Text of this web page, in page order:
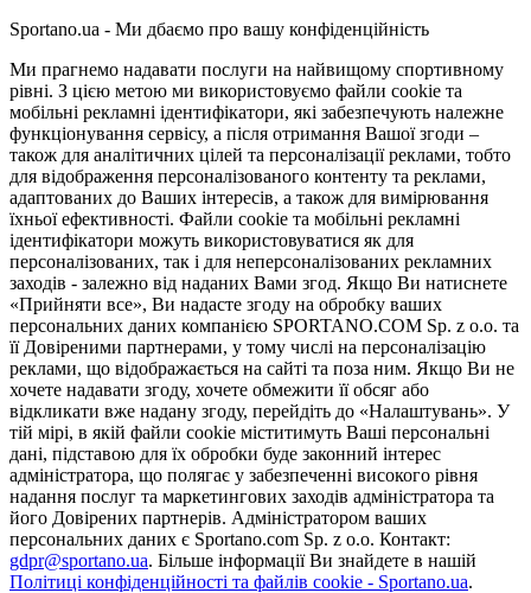
Sportano.ua - Ми дбаємо про вашу конфіденційність
Ми прагнемо надавати послуги на найвищому спортивному
рівні. З цією метою ми використовуємо файли cookie та
мобільні рекламні ідентифікатори, які забезпечують належне
функціонування сервісу, а після отримання Вашої згоди –
також для аналітичних цілей та персоналізації реклами, тобто
для відображення персоналізованого контенту та реклами,
адаптованих до Ваших інтересів, а також для вимірювання
їхньої ефективності. Файли cookie та мобільні рекламні
ідентифікатори можуть використовуватися як для
персоналізованих, так і для неперсоналізованих рекламних
заходів - залежно від наданих Вами згод. Якщо Ви натиснете
«Прийняти все», Ви надасте згоду на обробку ваших
персональних даних компанією SPORTANO.COM Sp. z o.o. та
її Довіреними партнерами, у тому числі на персоналізацію
реклами, що відображається на сайті та поза ним. Якщо Ви не
хочете надавати згоду, хочете обмежити її обсяг або
відкликати вже надану згоду, перейдіть до «Налаштувань». У
тій мірі, в якій файли cookie міститимуть Ваші персональні
дані, підставою для їх обробки буде законний інтерес
адміністратора, що полягає у забезпеченні високого рівня
надання послуг та маркетингових заходів адміністратора та
його Довірених партнерів. Адміністратором ваших
персональних даних є Sportano.com Sp. z o.o. Контакт:
gdpr@sportano.ua. Більше інформації Ви знайдете в нашій
Політиці конфіденційності та файлів cookie - Sportano.ua.